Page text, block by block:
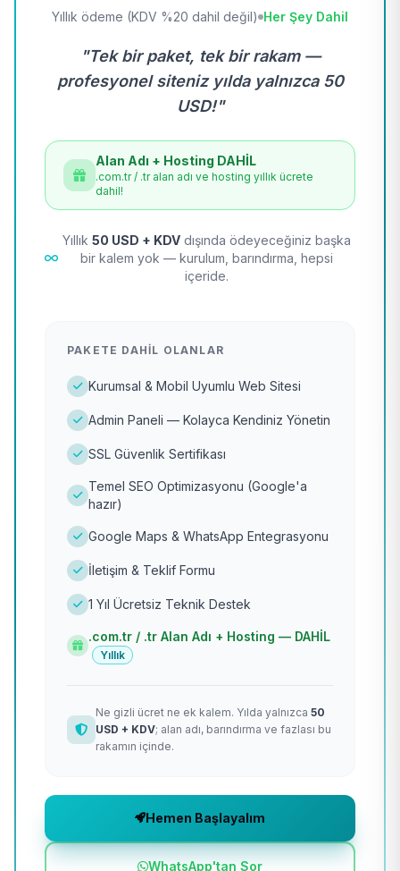
Yıllık ödeme (KDV %20 dahil değil) Her Şey Dahil
"Tek bir paket, tek bir rakam —
profesyonel siteniz yılda yalnızca 50
USD!"
Alan Adı + Hosting DAHİL
.com.tr / .tr alan adı ve hosting yıllık ücrete
dahil!
Yıllık 50 USD + KDV dışında ödeyeceğiniz başka
bir kalem yok — kurulum, barındırma, hepsi
içeride.
PAKETE DAHIL OLANLAR
Kurumsal & Mobil Uyumlu Web Sitesi
Admin Paneli — Kolayca Kendiniz Yönetin
SSL Güvenlik Sertifikası
Temel SEO Optimizasyonu (Google'a
hazır)
Google Maps & WhatsApp Entegrasyonu
İletişim & Teklif Formu
1 Yıl Ücretsiz Teknik Destek
.com.tr / .tr Alan Adı + Hosting — DAHİL
Yıllık
Ne gizli ücret ne ek kalem. Yılda yalnızca 50
USD + KDV; alan adı, barındırma ve fazlası bu
rakamın içinde.
Hemen Başlayalım
WhatsApp'tan Sor